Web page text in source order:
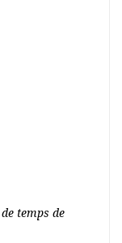
temps de